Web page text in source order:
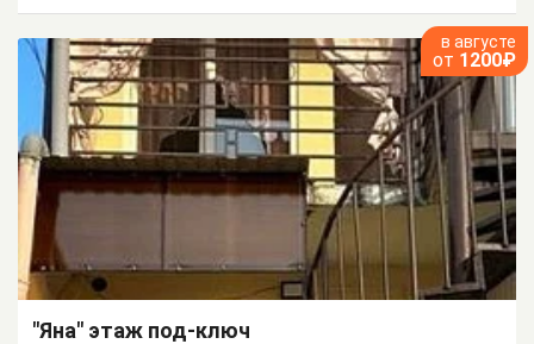
в августе
от 1200₽
"Яна" этаж под-ключ